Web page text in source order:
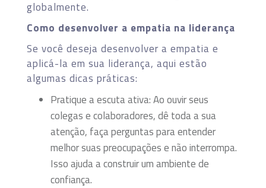
globalmente.
Como desenvolver a empatia na liderança
Se você deseja desenvolver a empatia e
aplicá-la em sua liderança, aqui estão
algumas dicas práticas:
Pratique a escuta ativa: Ao ouvir seus
colegas e colaboradores, dê toda a sua
atenção, faça perguntas para entender
melhor suas preocupações e não interrompa.
Isso ajuda a construir um ambiente de
confiança.